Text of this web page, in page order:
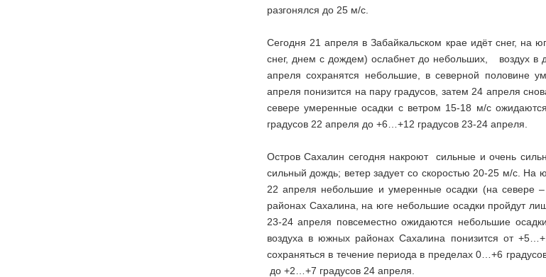
разгонялся до 25 м/с.
Сегодня 21 апреля в Забайкальском крае идёт снег, на
снег, днем с дождем) ослабнет до небольших, воздух
апреля сохранятся небольшие, в северной половине
апреля понизится на пару градусов, затем 24 апреля
севере умеренные осадки с ветром 15-18 м/с
градусов 22 апреля до +6…+12 градусов 23-24 апреля.
Остров Сахалин сегодня накроют сильные и очень
сильный дождь; ветер задует со скоростью 20-25 м/с.
22 апреля небольшие и умеренные осадки (на севере
районах Сахалина, на юге небольшие осадки пройдут
23-24 апреля повсеместно ожидаются небольшие
воздуха в южных районах Сахалина понизится от
сохраняться в течение периода в пределах 0…+6
до +2…+7 градусов 24 апреля.